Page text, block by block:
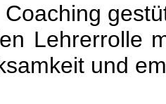
Lehrerrolle
und